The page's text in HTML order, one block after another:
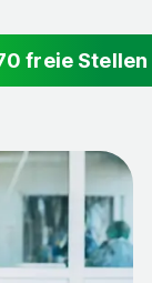
freie Stellen